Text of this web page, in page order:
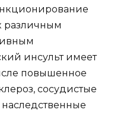
различным
инсульт имеет
повышенное
сосудистые